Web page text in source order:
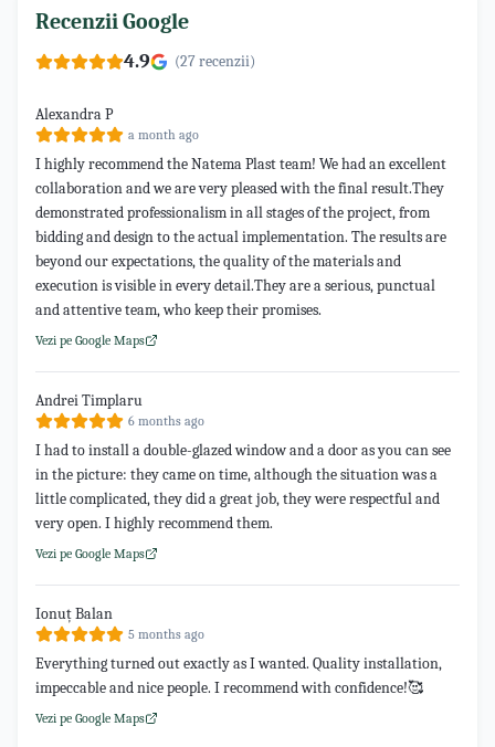
Recenzii Google
4.9 (27recenzii)
Alexandra P
a month ago
I highly recommend the Natema Plast team! We had an excellent
collaboration and we are very pleased with the final result. ​They
demonstrated professionalism in all stages of the project, from
bidding and design to the actual implementation. The results are
beyond our expectations, the quality of the materials and
execution is visible in every detail. ​They are a serious, punctual
and attentive team, who keep their promises.
Vezi pe Google Maps
Andrei Timplaru
6 months ago
I had to install a double-glazed window and a door as you can see
in the picture: they came on time, although the situation was a
little complicated, they did a great job, they were respectful and
very open. I highly recommend them.
Vezi pe Google Maps
Ionuț Balan
5 months ago
Everything turned out exactly as I wanted. Quality installation,
impeccable and nice people. I recommend with confidence!🥰
Vezi pe Google Maps